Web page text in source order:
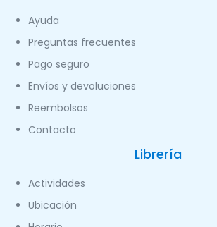
Ayuda
Preguntas frecuentes
Pago seguro
Envíos y devoluciones
Reembolsos
Contacto
Librería
Actividades
Ubicación